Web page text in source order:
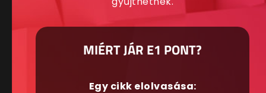
MIÉRT JÁR E1 PONT?
Egy cikk elolvasása: